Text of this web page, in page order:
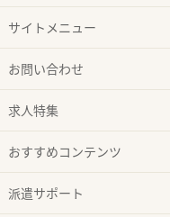
サイトメニュー
お問い合わせ
求人特集
おすすめコンテンツ
派遣サポート